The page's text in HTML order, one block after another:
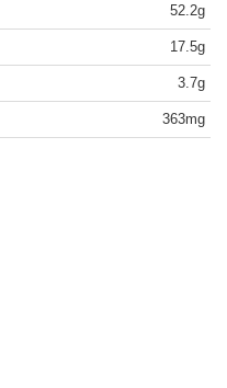
52.2g
17.5g
3.7g
363mg